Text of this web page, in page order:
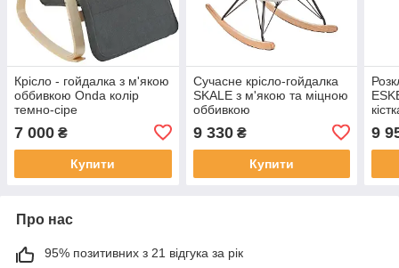
Крісло - гойдалка з м'якою
оббивкою Onda колір
темно-сіре
7 000 ₴
Купити
Сучасне крісло-гойдалка
SKALE з м'якою та міцною
оббивкою
9 330₴
Купити
9
Про нас
95% позитивних з 21 відгука за рік